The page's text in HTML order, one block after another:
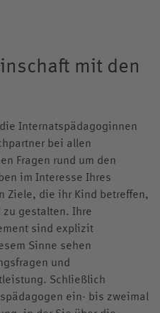
mit den
Internatspädagoginnen
bei allen
Fragen rund um den
im Interesse Ihres
Ziele, die ihr Kind betreffen,
gestalten. Ihre
sind explizit
Sinne sehen
und
Schließlich
ein- bis zweimal